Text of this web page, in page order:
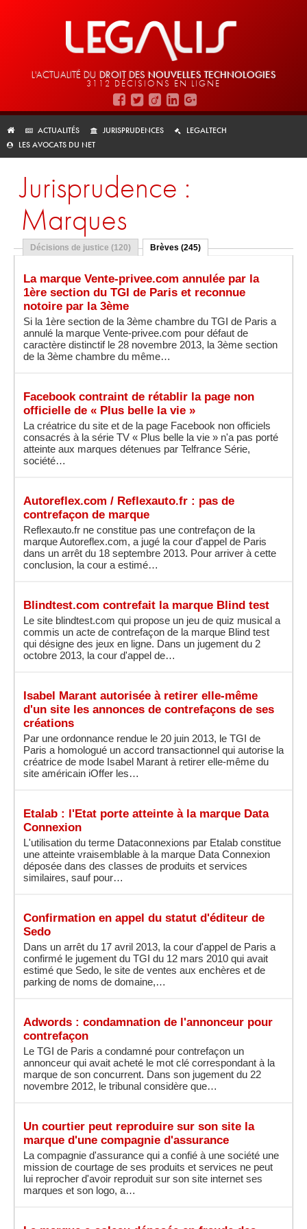
L'ACTUALITÉ DU DROIT DES NOUVELLES TECHNOLOGIES
3112 DÉCISIONS EN LIGNE
ACTUALITÉS JURISPRUDENCES
LEGALTECH
LES AVOCATS DU NET
Jurisprudence :
Marques
Décisions de justice (120) Brèves (245)
La marque Vente-privee.com annulée par la
1ère section du TGI de Paris et reconnue
notoire par la 3ème
Si la 1ère section de la 3ème chambre du TGI de Paris a
annulé la marque Vente-privee.com pour défaut de
caractère distinctif le 28 novembre 2013, la 3ème section
de la 3ème chambre du même…
Facebook contraint de rétablir la page non
officielle de « Plus belle la vie »
La créatrice du site et de la page Facebook non officiels
consacrés à la série TV « Plus belle la vie » n'a pas porté
atteinte aux marques détenues par Telfrance Série,
société…
Autoreflex.com / Reflexauto.fr : pas de
contrefaçon de marque
Reflexauto.fr ne constitue pas une contrefaçon de la
marque Autoreflex.com, a jugé la cour d'appel de Paris
dans un arrêt du 18 septembre 2013. Pour arriver à cette
conclusion, la cour a estimé…
Blindtest.com contrefait la marque Blind test
Le site blindtest.com qui propose un jeu de quiz musical a
commis un acte de contrefaçon de la marque Blind test
qui désigne des jeux en ligne. Dans un jugement du 2
octobre 2013, la cour d'appel de…
Isabel Marant autorisée à retirer elle-même
d'un site les annonces de contrefaçons de ses
créations
Par une ordonnance rendue le 20 juin 2013, le TGI de
Paris a homologué un accord transactionnel qui autorise la
créatrice de mode Isabel Marant à retirer elle-même du
site américain iOffer les…
Etalab : l'Etat porte atteinte à la marque Data
Connexion
L'utilisation du terme Dataconnexions par Etalab constitue
une atteinte vraisemblable à la marque Data Connexion
déposée dans des classes de produits et services
similaires, sauf pour…
Confirmation en appel du statut d'éditeur de
Sedo
Dans un arrêt du 17 avril 2013, la cour d'appel de Paris a
confirmé le jugement du TGI du 12 mars 2010 qui avait
estimé que Sedo, le site de ventes aux enchères et de
parking de noms de domaine,…
Adwords : condamnation de l'annonceur pour
contrefaçon
Le TGI de Paris a condamné pour contrefaçon un
annonceur qui avait acheté le mot clé correspondant à la
marque de son concurrent. Dans son jugement du 22
novembre 2012, le tribunal considère que…
Un courtier peut reproduire sur son site la
marque d'une compagnie d'assurance
La compagnie d'assurance qui a confié à une société une
mission de courtage de ses produits et services ne peut
lui reprocher d'avoir reproduit sur son site internet ses
marques et son logo, a…